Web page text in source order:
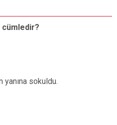
cümledir?
sokuldu.